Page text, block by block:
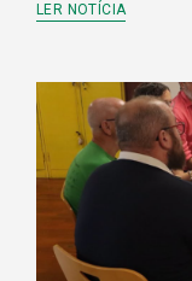
LER NOTÍCIA